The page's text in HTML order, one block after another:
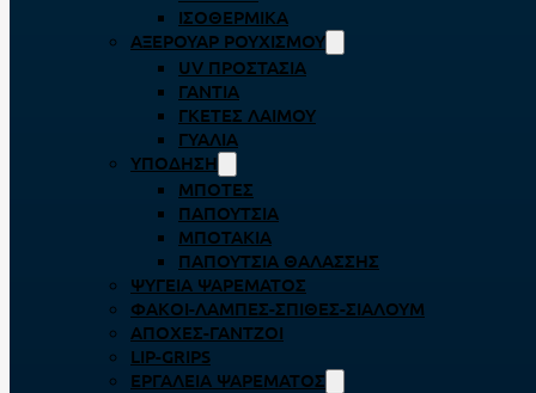
ΙΣΟΘΕΡΜΙΚΆ
ΑΞΕΡΟΥΆΡ ΡΟΥΧΙΣΜΟΎ
UV ΠΡΟΣΤΑΣΊΑ
ΓΆΝΤΙΑ
ΓΚΈΤΕΣ ΛΑΊΜΟΥ
ΓΥΑΛΙΆ
ΥΠΌΔΗΣΗ
ΜΠΌΤΕΣ
ΠΑΠΟΎΤΣΙΑ
ΜΠΟΤΆΚΙΑ
ΠΑΠΟΎΤΣΙΑ ΘΑΛΆΣΣΗΣ
ΨΥΓΕΊΑ ΨΑΡΈΜΑΤΟΣ
ΦΑΚΟΊ-ΛΆΜΠΕΣ-ΣΠΊΘΕΣ-ΣΊΑΛΟΥΜ
ΑΠΌΧΕΣ-ΓΆΝΤΖΟΙ
LIP-GRIPS
EΡΓΑΛΕΊΑ ΨΑΡΈΜΑΤΟΣ